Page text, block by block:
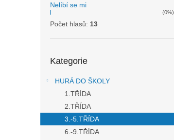
Nelíbí se mi
(0%)
Počet hlasů: 13
kategorie
Kategorie
HURÁ DO ŠKOLY
1.TŘÍDA
2.TŘÍDA
3.-5.TŘÍDA
6.-9.TŘÍDA